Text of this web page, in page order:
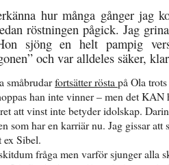
hur många gånger jag
röstningen pågick. Jag
sjöng en helt pampig
och var alldeles säker,
småbrudarfortsätter rösta på Ola
han inte vinner – men det KAN
att vinst inte betyder idolskap.
som har en karriär nu. Jag gissar att
ex Sibel.
fråga men varför sjunger alla